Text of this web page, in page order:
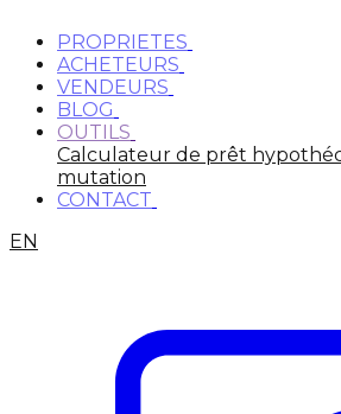
PROPRIETES
ACHETEURS
VENDEURS
BLOG
OUTILS
Calculateur de prêt
mutation
CONTACT
EN